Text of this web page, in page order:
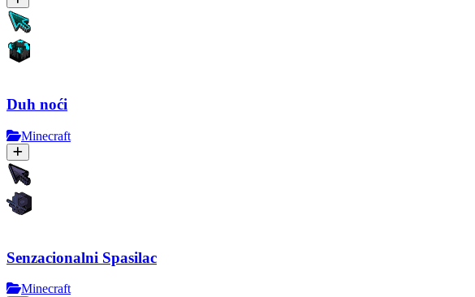
Duh noći
Minecraft
Senzacionalni Spasilac
Minecraft